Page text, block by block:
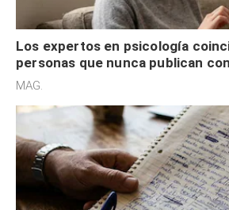
Los expertos en psicología
personas que nunca publican
redes sociales no pretenden
MAG.